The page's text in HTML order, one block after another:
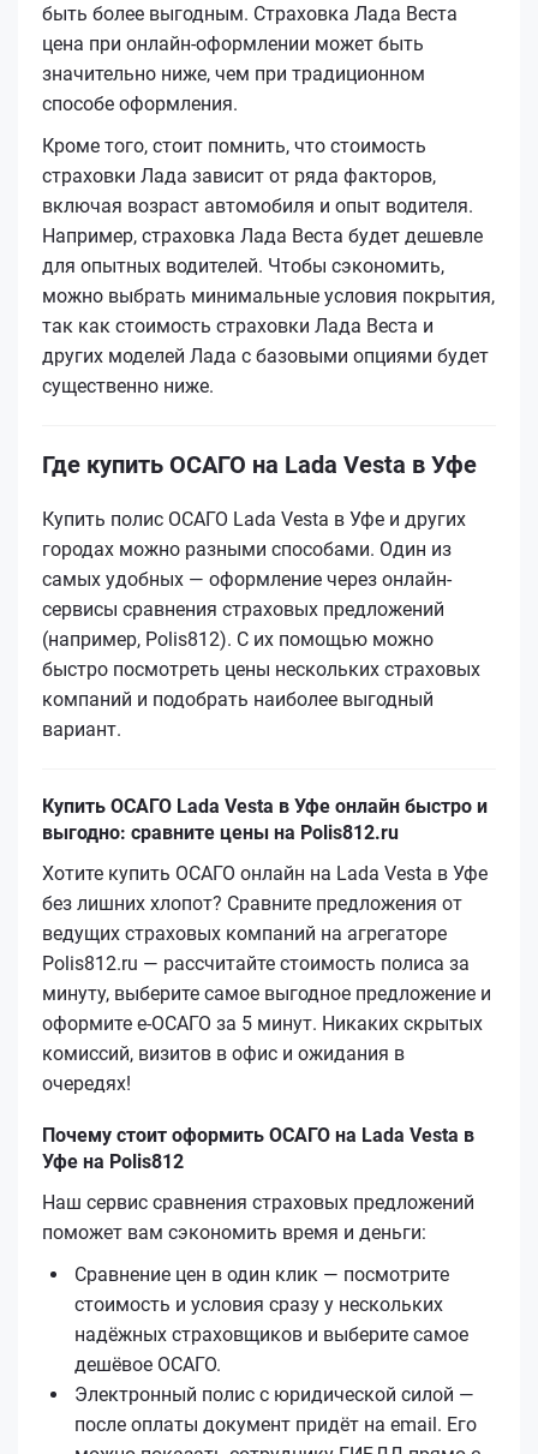
быть более выгодным. Страховка Лада Веста
цена при онлайн-оформлении может быть
значительно ниже, чем при традиционном
способе оформления.
Кроме того, стоит помнить, что стоимость
страховки Лада зависит от ряда факторов,
включая возраст автомобиля и опыт водителя.
Например, страховка Лада Веста будет дешевле
для опытных водителей. Чтобы сэкономить,
можно выбрать минимальные условия покрытия,
так как стоимость страховки Лада Веста и
других моделей Лада с базовыми опциями будет
существенно ниже.
Где купить ОСАГО на Lada Vesta в Уфе
Купить полис ОСАГО Lada Vesta в Уфе и других
городах можно разными способами. Один из
самых удобных — оформление через онлайн-
сервисы сравнения страховых предложений
(например, Polis812). С их помощью можно
быстро посмотреть цены нескольких страховых
компаний и подобрать наиболее выгодный
вариант.
Купить ОСАГО Lada Vesta в Уфе онлайн быстро и
выгодно: сравните цены на Polis812.ru
Хотите купить ОСАГО онлайн на Lada Vesta в Уфе
без лишних хлопот? Сравните предложения от
ведущих страховых компаний на агрегаторе
Polis812.ru — рассчитайте стоимость полиса за
минуту, выберите самое выгодное предложение и
оформите е‑ОСАГО за 5 минут. Никаких скрытых
комиссий, визитов в офис и ожидания в
очередях!
Почему стоит оформить ОСАГО на Lada Vesta в
Уфе на Polis812
Наш сервис сравнения страховых предложений
поможет вам сэкономить время и деньги:
Сравнение цен в один клик — посмотрите
стоимость и условия сразу у нескольких
надёжных страховщиков и выберите самое
дешёвое ОСАГО.
Электронный полис с юридической силой —
после оплаты документ придёт на email. Его